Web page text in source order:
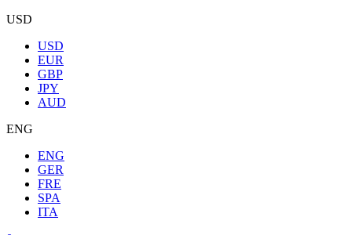
USD
USD
EUR
GBP
JPY
AUD
ENG
ENG
GER
FRE
SPA
ITA